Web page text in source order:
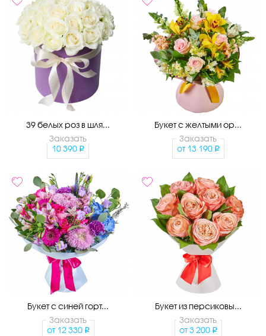
39 белых роз в шля...
Заказать
10 390
Букет с желтыми ор...
Заказать
от 13 190
Букет с синей горт...
Заказать
от 12 330
Букет из персиковы...
Заказать
от 3 200